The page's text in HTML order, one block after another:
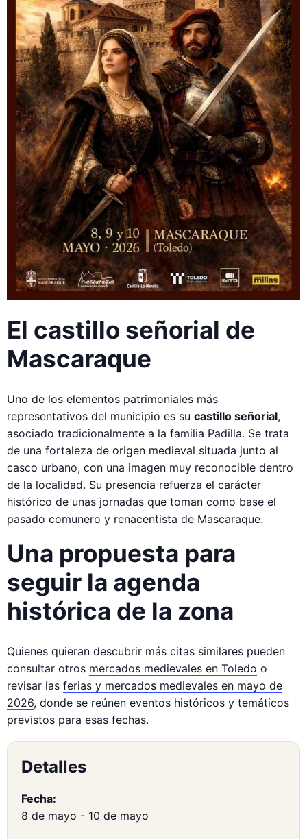
El castillo señorial de
Mascaraque
Uno de los elementos patrimoniales más
representativos del municipio es su castillo señorial,
asociado tradicionalmente a la familia Padilla. Se trata
de una fortaleza de origen medieval situada junto al
casco urbano, con una imagen muy reconocible dentro
de la localidad. Su presencia refuerza el carácter
histórico de unas jornadas que toman como base el
pasado comunero y renacentista de Mascaraque.
Una propuesta para
seguir la agenda
histórica de la zona
Quienes quieran descubrir más citas similares pueden
consultar otros mercados medievales en Toledo o
revisar las ferias y mercados medievales en mayo de
2026, donde se reúnen eventos históricos y temáticos
previstos para esas fechas.
Detalles
Fecha:
8 de mayo - 10 de mayo